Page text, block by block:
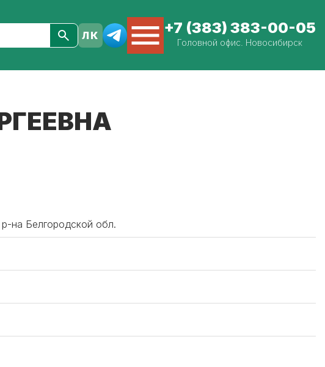
+7 (383) 383-00-05
Головной офис. Новосибирск
на Белгородской обл.